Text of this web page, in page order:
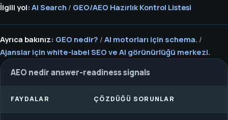
İlgili yol: AI Search / GEO/AEO Hazırlık Kontrol Listesi
Ayrıca bakınız: GEO nedir? / AI motorları için schema. /
Ajanslar için white-label SEO ve AI görünürlüğü merkezi.
AEO nedir answer-readiness signals
FAYDALAR ÇÖZDÜĞÜ SORUNLAR